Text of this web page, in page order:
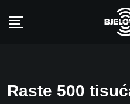
Raste 500